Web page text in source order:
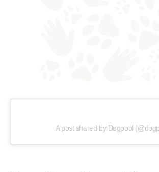
A post shared by Dogpool